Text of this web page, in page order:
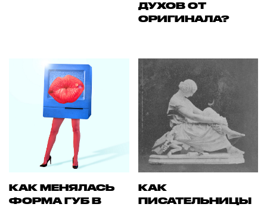
ДУХОВ ОТ
ОРИГИНАЛА?
КАК МЕНЯЛАСЬ
ФОРМА ГУБ В
КАК
ПИСАТЕЛЬНИЦЫ